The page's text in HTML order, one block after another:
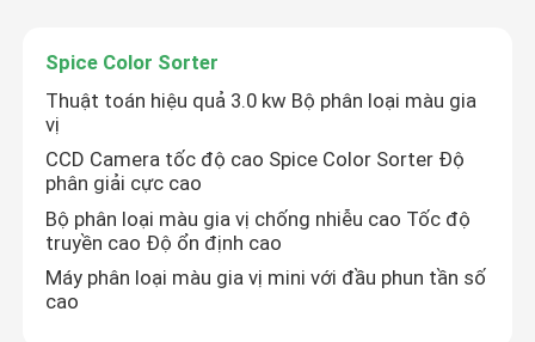
Trang Chủ
Spice Color Sorter
Thuật toán hiệu quả 3.0 kw Bộ phân loại màu gia
vị
CCD Camera tốc độ cao Spice Color Sorter Độ
phân giải cực cao
Bộ phân loại màu gia vị chống nhiễu cao Tốc độ
truyền cao Độ ổn định cao
Máy phân loại màu gia vị mini với đầu phun tần số
cao